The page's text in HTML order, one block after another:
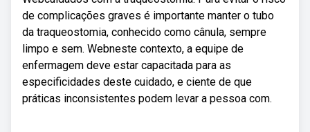
de complicações graves é importante manter o tubo
da traqueostomia, conhecido como cânula, sempre
limpo e sem. Webneste contexto, a equipe de
enfermagem deve estar capacitada para as
especificidades deste cuidado, e ciente de que
práticas inconsistentes podem levar a pessoa com.